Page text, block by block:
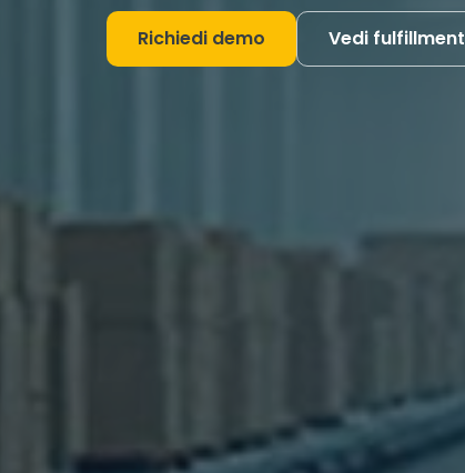
Richiedi demo Vedi fulfillment